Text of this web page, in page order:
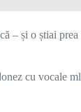
– și o știai
cu vocale